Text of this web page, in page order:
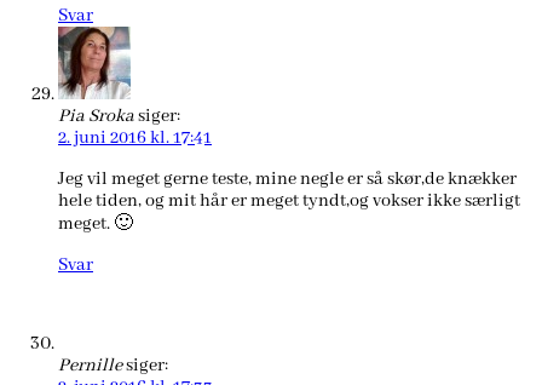
Svar
Pia Srokasiger:
2. juni 2016 kl. 17:41
Jeg vil meget gerne teste, mine negle er så skør,de knækker
hele tiden, og mit hår er meget tyndt,og vokser ikke særligt
meget. 🙂
Svar
Pernillesiger: